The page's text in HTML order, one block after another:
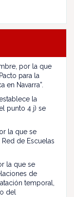
por la que
para la
en Navarra”.
la
punto 4 j) se
la que se
de Escuelas
la que se
de
temporal,
del